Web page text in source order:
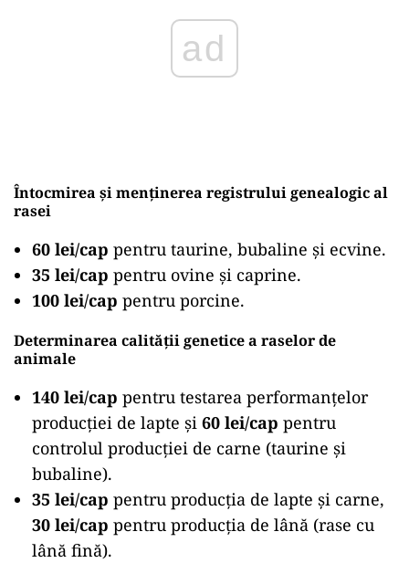
Întocmirea și menținerea registrului genealogic al
rasei
60 lei/cap pentru taurine, bubaline și ecvine.
35 lei/cap pentru ovine și caprine.
100 lei/cap pentru porcine.
Determinarea calității genetice a raselor de
animale
140 lei/cap pentru testarea performanțelor
producției de lapte și 60 lei/cap pentru
controlul producției de carne (taurine și
bubaline).
35 lei/cap pentru producția de lapte și carne,
30 lei/cap pentru producția de lână (rase cu
lână fină).